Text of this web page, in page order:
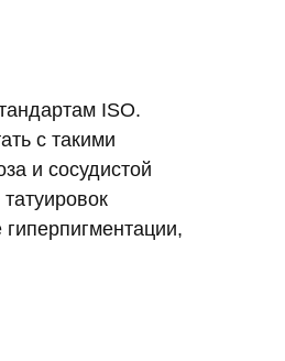
ISO.
с такими
и сосудистой